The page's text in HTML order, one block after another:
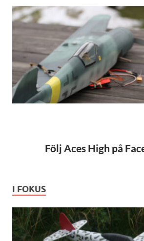
Följ Aces High på
I FOKUS